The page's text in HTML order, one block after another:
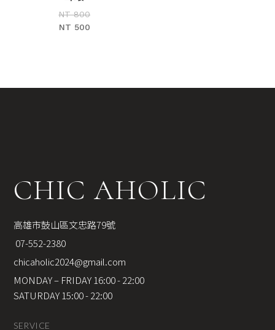
NT 800
NT 500
CHIC AHOLIC
高雄市鼓山區文忠路79號
07-552-2380
chicaholic2024@gmail.com
MONDAY – FRIDAY 16:00 - 22:00
SATURDAY 15:00 - 22:00
SERVICE